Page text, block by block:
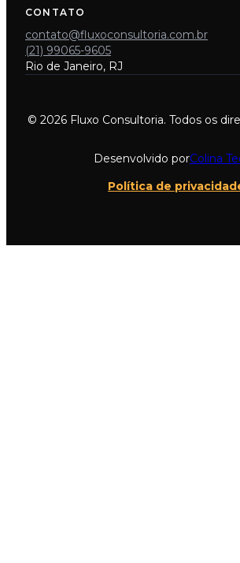
CONTATO
contato@fluxoconsultoria.com.br
(21) 99065-9605
Rio de Janeiro, RJ
© 2026 Fluxo Consultoria. Todos os
Desenvolvido porColina
Política de